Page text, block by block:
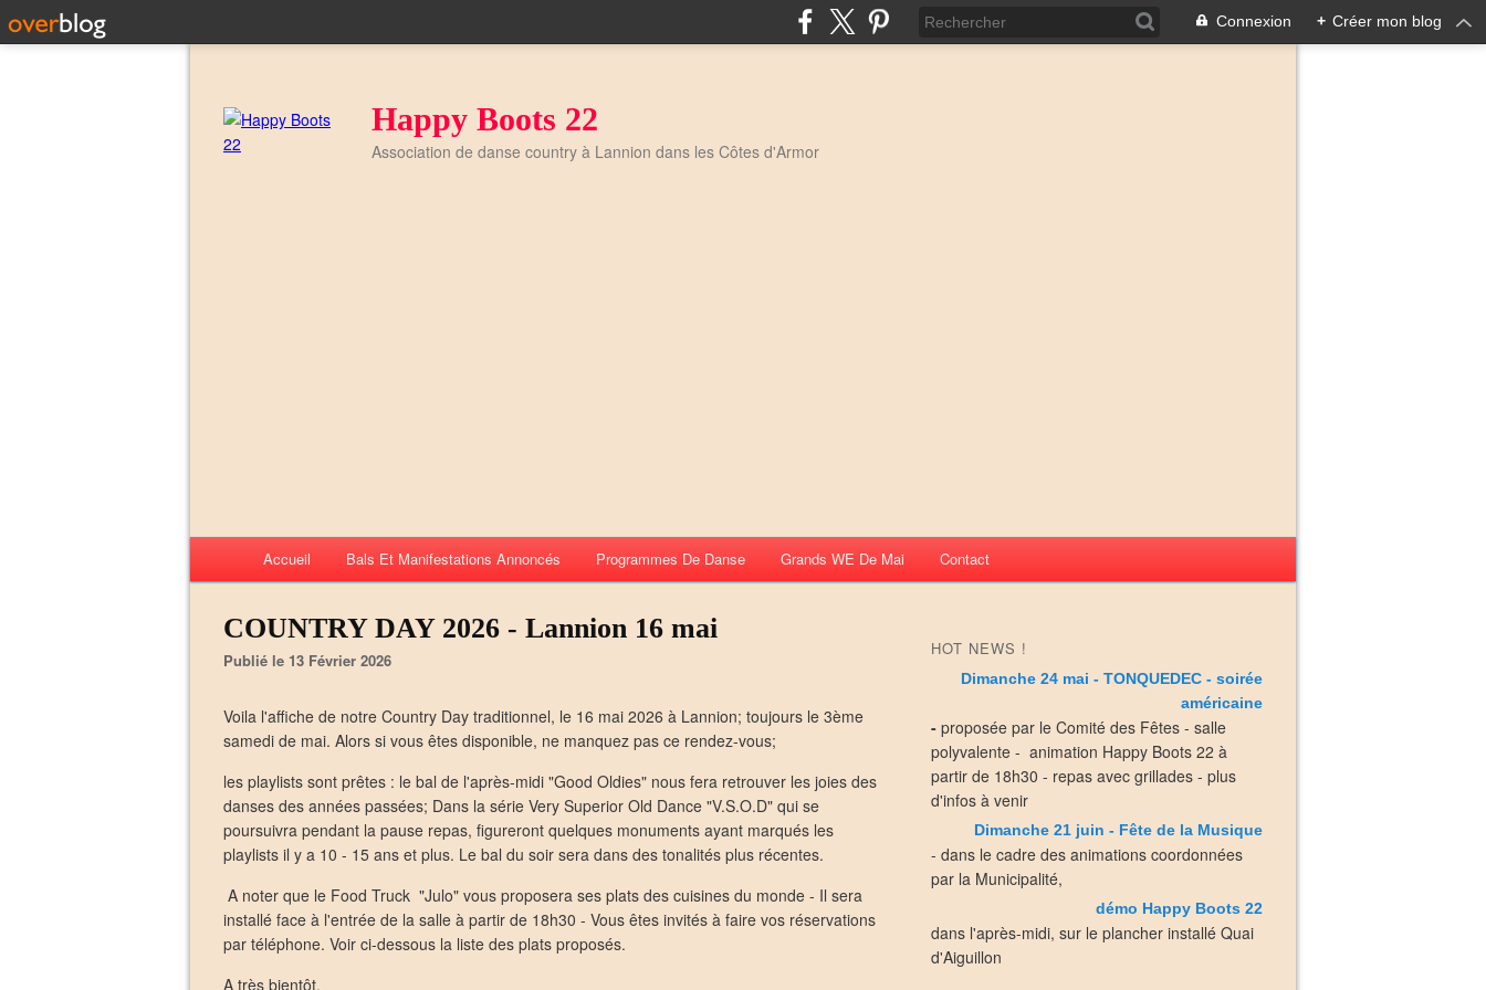
Connexion + Créer mon blog
Happy Boots 22
Association de danse country à Lannion dans les Côtes d'Armor
Accueil Bals Et Manifestations Annoncés Programmes De Danse Grands WE De Mai Contact
COUNTRY DAY 2026 - Lannion 16 mai
Publié le 13 Février 2026
Voila l'affiche de notre Country Day traditionnel, le 16 mai 2026 à Lannion; toujours le 3ème
samedi de mai. Alors si vous êtes disponible, ne manquez pas ce rendez-vous;
les playlists sont prêtes : le bal de l'après-midi "Good Oldies" nous fera retrouver les joies des
danses des années passées; Dans la série Very Superior Old Dance "V.S.O.D" qui se
poursuivra pendant la pause repas, figureront quelques monuments ayant marqués les
playlists il y a 10 - 15 ans et plus. Le bal du soir sera dans des tonalités plus récentes.
A noter que le Food Truck "Julo" vous proposera ses plats des cuisines du monde - Il sera
installé face à l'entrée de la salle à partir de 18h30 - Vous êtes invités à faire vos réservations
par téléphone. Voir ci-dessous la liste des plats proposés.
A très bientôt.
HOT NEWS !
Dimanche 24 mai - TONQUEDEC - soirée
américaine
- proposée par le Comité des Fêtes - salle
polyvalente - animation Happy Boots 22 à
partir de 18h30 - repas avec grillades - plus
d'infos à venir
Dimanche 21 juin - Fête de la Musique
- dans le cadre des animations coordonnées
par la Municipalité,
démo Happy Boots 22
dans l'après-midi, sur le plancher installé Quai
d'Aiguillon